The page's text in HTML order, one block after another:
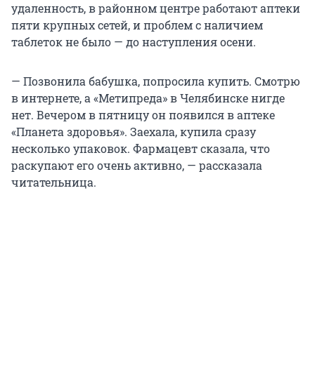
удаленность, в районном центре работают аптеки
пяти крупных сетей, и проблем с наличием
таблеток не было — до наступления осени.
— Позвонила бабушка, попросила купить. Смотрю
в интернете, а «Метипреда» в Челябинске нигде
нет. Вечером в пятницу он появился в аптеке
«Планета здоровья». Заехала, купила сразу
несколько упаковок. Фармацевт сказала, что
раскупают его очень активно, — рассказала
читательница.